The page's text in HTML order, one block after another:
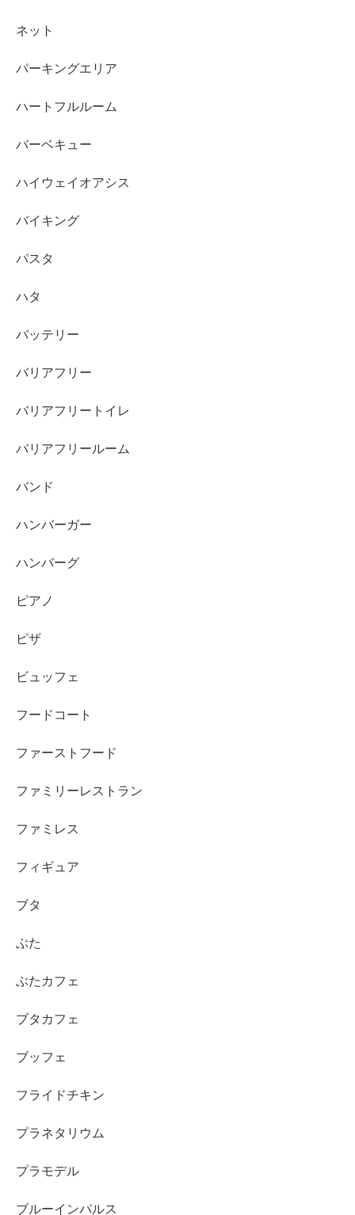
ネット
パーキングエリア
ハートフルルーム
バーベキュー
ハイウェイオアシス
バイキング
パスタ
ハタ
バッテリー
バリアフリー
バリアフリートイレ
バリアフリールーム
バンド
ハンバーガー
ハンバーグ
ピアノ
ピザ
ビュッフェ
フードコート
ファーストフード
ファミリーレストラン
ファミレス
フィギュア
ブタ
ぶた
ぶたカフェ
ブタカフェ
ブッフェ
フライドチキン
プラネタリウム
プラモデル
ブルーインパルス